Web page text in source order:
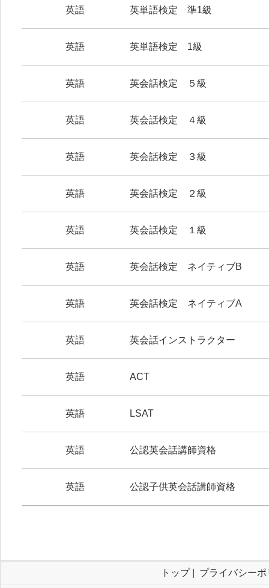
英語 英単語検定 準1級
英語 英単語検定 1級
英語 英会話検定 ５級
英語 英会話検定 ４級
英語 英会話検定 ３級
英語 英会話検定 ２級
英語 英会話検定 １級
英語 英会話検定 ネイティブB
英語 英会話検定 ネイティブA
英語 英会話インストラクター
英語 ACT
英語 LSAT
英語 公認英会話講師資格
英語 公認子供英会話講師資格
トップ| プライバシーポ